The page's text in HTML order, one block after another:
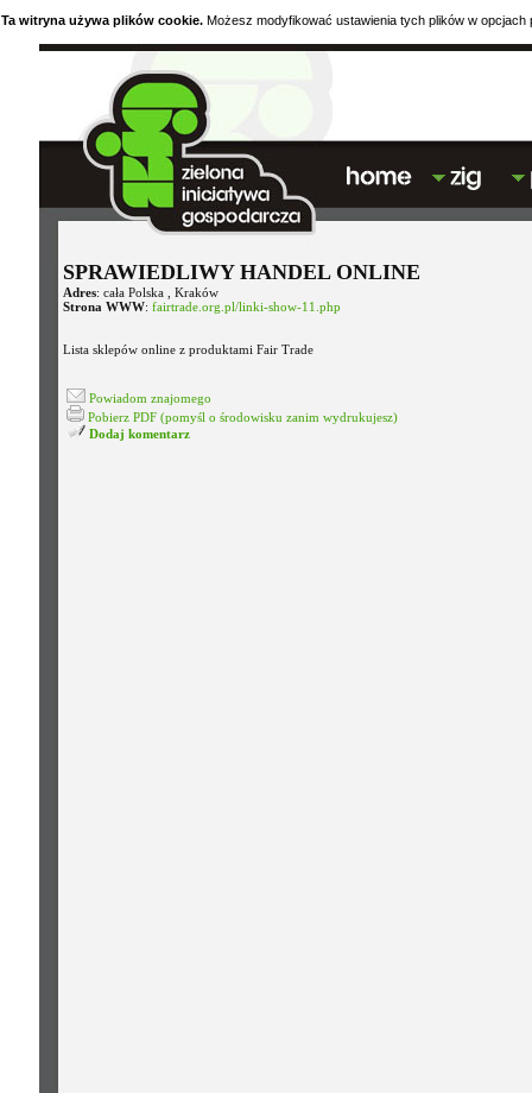
Ta witryna używa plików cookie. Możesz modyfikować ustawienia tych plików w opcjach
SPRAWIEDLIWY HANDEL ONLINE
Adres: cała Polska , Kraków
Strona WWW: fairtrade.org.pl/linki-show-11.php
Lista sklepów online z produktami Fair Trade
Powiadom znajomego
Pobierz PDF (pomyśl o środowisku zanim wydrukujesz)
Dodaj komentarz